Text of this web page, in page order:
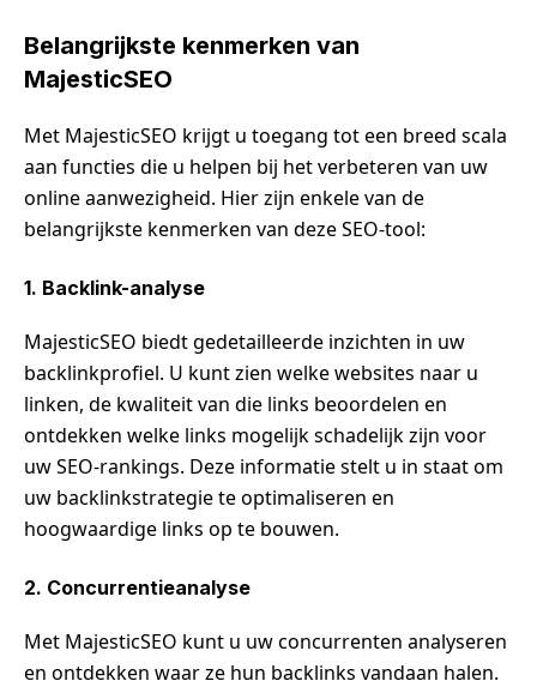
Belangrijkste kenmerken van
MajesticSEO
Met MajesticSEO krijgt u toegang tot een breed scala
aan functies die u helpen bij het verbeteren van uw
online aanwezigheid. Hier zijn enkele van de
belangrijkste kenmerken van deze SEO-tool:
1. Backlink-analyse
MajesticSEO biedt gedetailleerde inzichten in uw
backlinkprofiel. U kunt zien welke websites naar u
linken, de kwaliteit van die links beoordelen en
ontdekken welke links mogelijk schadelijk zijn voor
uw SEO-rankings. Deze informatie stelt u in staat om
uw backlinkstrategie te optimaliseren en
hoogwaardige links op te bouwen.
2. Concurrentieanalyse
Met MajesticSEO kunt u uw concurrenten analyseren
en ontdekken waar ze hun backlinks vandaan halen.